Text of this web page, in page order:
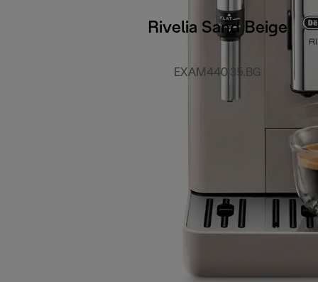
Rivelia Sand Beige
EXAM440.35.BG